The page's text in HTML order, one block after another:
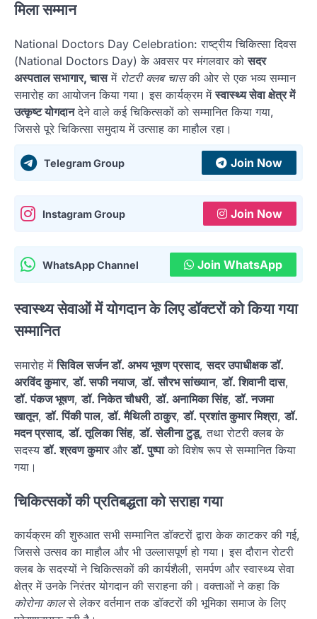
मिला सम्मान
National Doctors Day Celebration: राष्ट्रीय चिकित्सा दिवस
(National Doctors Day) के अवसर पर मंगलवार कोसदर
अस्पताल सभागार, चासमें रोटरी क्लब चासकी ओर से एक भव्य सम्मान
समारोह का आयोजन किया गया। इस कार्यक्रम मेंस्वास्थ्य सेवा क्षेत्र में
उत्कृष्ट योगदानदेने वाले कई चिकित्सकों को सम्मानित किया गया,
जिससे पूरे चिकित्सा समुदाय में उत्साह का माहौल रहा।
Telegram Group Join Now
Instagram Group Join Now
WhatsApp Channel Join WhatsApp
स्वास्थ्य सेवाओं में योगदान के लिए डॉक्टरों को किया गया
सम्मानित
समारोह मेंसिविल सर्जन डॉ. अभय भूषण प्रसाद,सदर उपाधीक्षक डॉ.
अरविंद कुमार,डॉ. सफी नयाज,डॉ. सौरभ सांख्यान,डॉ. शिवानी दास,
डॉ. पंकज भूषण,डॉ. निकेत चौधरी,डॉ. अनामिका सिंह,डॉ. नजमा
खातून,डॉ. पिंकी पाल,डॉ. मैथिली ठाकुर,डॉ. प्रशांत कुमार मिश्रा,डॉ.
मदन प्रसाद,डॉ. तूलिका सिंह,डॉ. सेलीना टुडू, तथा रोटरी क्लब के
सदस्यडॉ. श्रवण कुमारऔरडॉ. पुष्पाको विशेष रूप से सम्मानित किया
गया।
चिकित्सकों की प्रतिबद्धता को सराहा गया
कार्यक्रम की शुरुआत सभी सम्मानित डॉक्टरों द्वारा केक काटकर की गई,
जिससे उत्सव का माहौल और भी उल्लासपूर्ण हो गया। इस दौरान रोटरी
क्लब के सदस्यों ने चिकित्सकों की कार्यशैली, समर्पण और स्वास्थ्य सेवा
क्षेत्र में उनके निरंतर योगदान की सराहना की। वक्ताओं ने कहा कि
कोरोना कालसे लेकर वर्तमान तक डॉक्टरों की भूमिका समाज के लिए